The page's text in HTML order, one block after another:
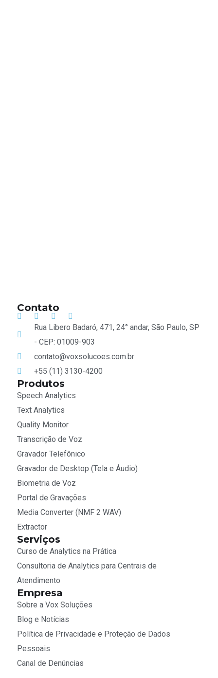
Contato
Rua Libero Badaró, 471, 24° andar, São Paulo, SP
- CEP: 01009-903
contato@voxsolucoes.com.br
+55 (11) 3130-4200
Produtos
Speech Analytics
Text Analytics
Quality Monitor
Transcrição de Voz
Gravador Telefônico
Gravador de Desktop (Tela e Áudio)
Biometria de Voz
Portal de Gravações
Media Converter (NMF 2 WAV)
Extractor
Serviços
Curso de Analytics na Prática
Consultoria de Analytics para Centrais de
Atendimento
Empresa
Sobre a Vox Soluções
Blog e Notícias
Política de Privacidade e Proteção de Dados
Pessoais
Canal de Denúncias